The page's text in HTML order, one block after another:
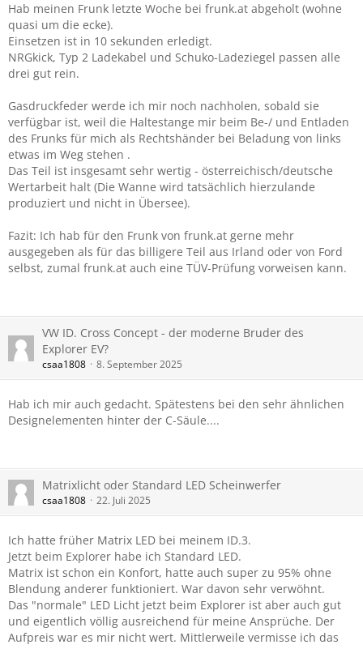
Hab meinen Frunk letzte Woche bei frunk.at abgeholt (wohne
quasi um die ecke).
Einsetzen ist in 10 sekunden erledigt.
NRGkick, Typ 2 Ladekabel und Schuko-Ladeziegel passen alle
drei gut rein.
Gasdruckfeder werde ich mir noch nachholen, sobald sie
verfügbar ist, weil die Haltestange mir beim Be-/ und Entladen
des Frunks für mich als Rechtshänder bei Beladung von links
etwas im Weg stehen .
Das Teil ist insgesamt sehr wertig - österreichisch/deutsche
Wertarbeit halt (Die Wanne wird tatsächlich hierzulande
produziert und nicht in Übersee).
Fazit: Ich hab für den Frunk von frunk.at gerne mehr
ausgegeben als für das billigere Teil aus Irland oder von Ford
selbst, zumal frunk.at auch eine TÜV-Prüfung vorweisen kann.
VW ID. Cross Concept - der moderne Bruder des
Explorer EV?
csaa1808 8. September 2025
Hab ich mir auch gedacht. Spätestens bei den sehr ähnlichen
Designelementen hinter der C-Säule....
Matrixlicht oder Standard LED Scheinwerfer
csaa1808 22. Juli 2025
Ich hatte früher Matrix LED bei meinem ID.3.
Jetzt beim Explorer habe ich Standard LED.
Matrix ist schon ein Konfort, hatte auch super zu 95% ohne
Blendung anderer funktioniert. War davon sehr verwöhnt.
Das "normale" LED Licht jetzt beim Explorer ist aber auch gut
und eigentlich völlig ausreichend für meine Ansprüche. Der
Aufpreis war es mir nicht wert. Mittlerweile vermisse ich das